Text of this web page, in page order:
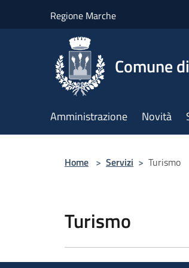
Regione Marche
Comune
Amministrazione Novità
Home > Servizi > Turismo
Turismo